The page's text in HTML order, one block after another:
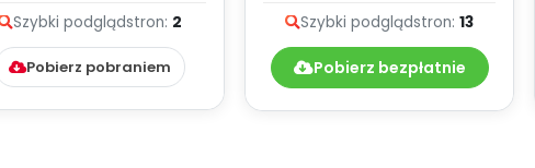
Szybki podglądstron: 2
Pobierz pobraniem
Szybki podglądstron: 13
Pobierz bezpłatnie